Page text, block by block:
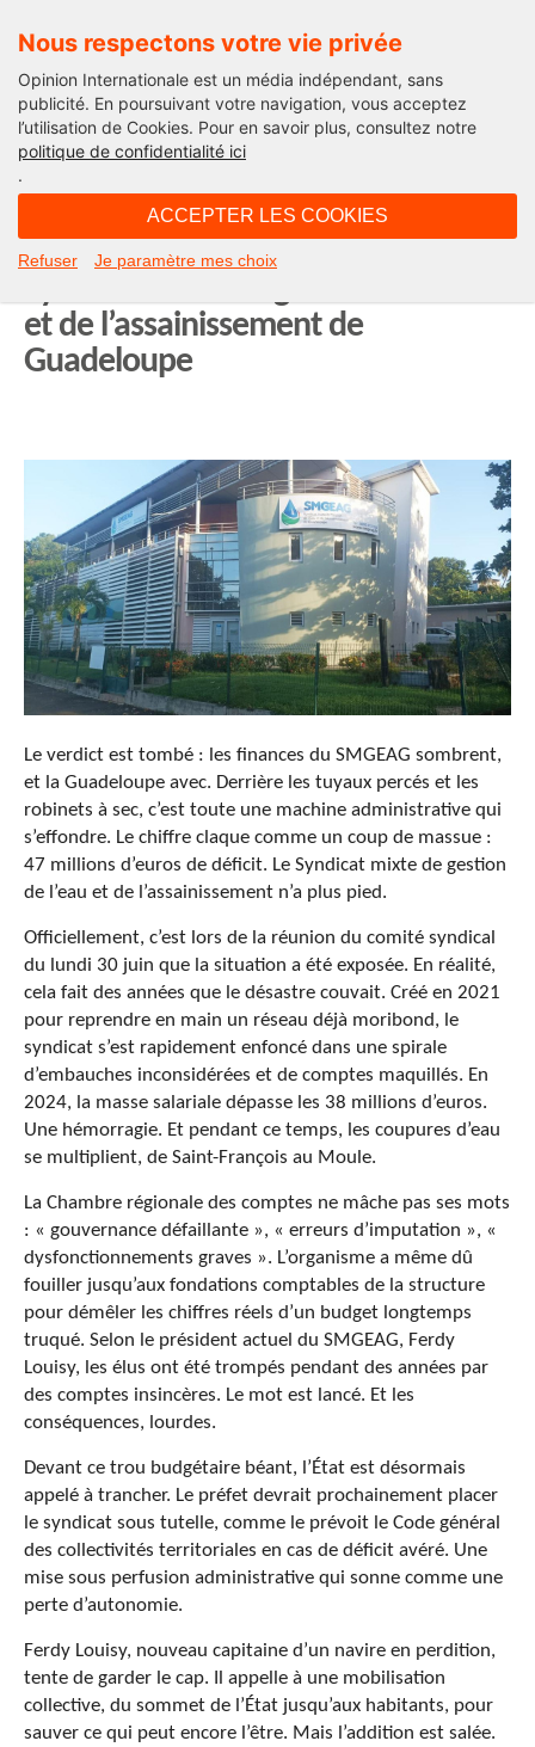
Nous respectons votre vie privée
Opinion Internationale est un média indépendant, sans
publicité. En poursuivant votre navigation, vous acceptez
l’utilisation de Cookies. Pour en savoir plus, consultez notre
politique de confidentialité ici
.
ACCEPTER LES COOKIES
Refuser Je paramètre mes choix
Opinion Outre-Mer
Finances catastrophiques au
et de l’assainissement de
Guadeloupe
Le verdict est tombé : les finances du SMGEAG sombrent,
et la Guadeloupe avec. Derrière les tuyaux percés et les
robinets à sec, c’est toute une machine administrative qui
s’effondre. Le chiffre claque comme un coup de massue :
47 millions d’euros de déficit. Le Syndicat mixte de gestion
de l’eau et de l’assainissement n’a plus pied.
Officiellement, c’est lors de la réunion du comité syndical
du lundi 30 juin que la situation a été exposée. En réalité,
cela fait des années que le désastre couvait. Créé en 2021
pour reprendre en main un réseau déjà moribond, le
syndicat s’est rapidement enfoncé dans une spirale
d’embauches inconsidérées et de comptes maquillés. En
2024, la masse salariale dépasse les 38 millions d’euros.
Une hémorragie. Et pendant ce temps, les coupures d’eau
se multiplient, de Saint-François au Moule.
La Chambre régionale des comptes ne mâche pas ses mots
: « gouvernance défaillante », « erreurs d’imputation », «
dysfonctionnements graves ». L’organisme a même dû
fouiller jusqu’aux fondations comptables de la structure
pour démêler les chiffres réels d’un budget longtemps
truqué. Selon le président actuel du SMGEAG, Ferdy
Louisy, les élus ont été trompés pendant des années par
des comptes insincères. Le mot est lancé. Et les
conséquences, lourdes.
Devant ce trou budgétaire béant, l’État est désormais
appelé à trancher. Le préfet devrait prochainement placer
le syndicat sous tutelle, comme le prévoit le Code général
des collectivités territoriales en cas de déficit avéré. Une
mise sous perfusion administrative qui sonne comme une
perte d’autonomie.
Ferdy Louisy, nouveau capitaine d’un navire en perdition,
tente de garder le cap. Il appelle à une mobilisation
collective, du sommet de l’État jusqu’aux habitants, pour
sauver ce qui peut encore l’être. Mais l’addition est salée.